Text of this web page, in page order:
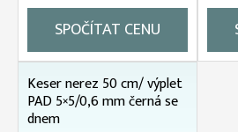
SPOČÍTAT CENU
Keser nerez 50 cm/ výplet
PAD 5×5/0,6 mm černá se
dnem